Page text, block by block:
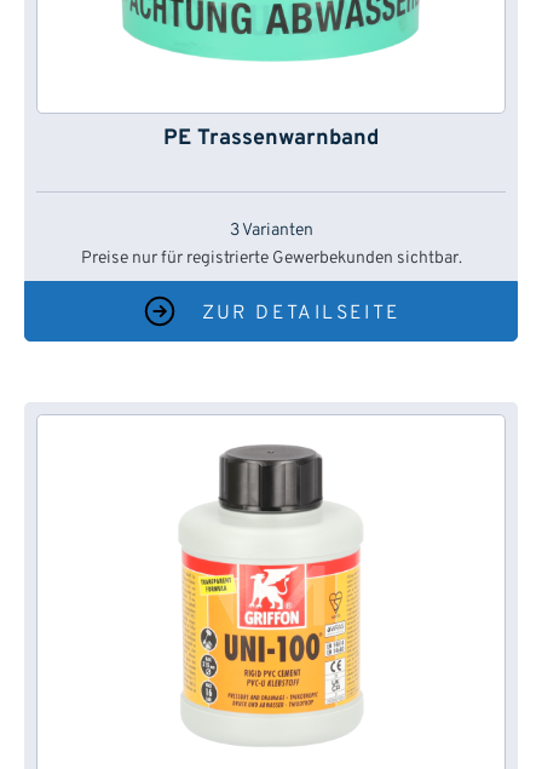
PE Trassenwarnband
3 Varianten
Preise nur für registrierte Gewerbekunden sichtbar.
ZUR DETAILSEITE